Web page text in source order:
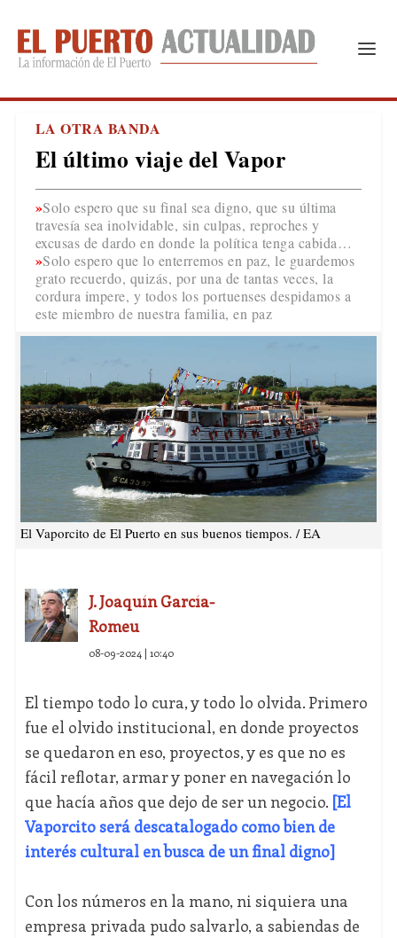
LA OTRA BANDA
El último viaje del Vapor
Solo espero que su final sea digno, que su última
travesía sea inolvidable, sin culpas, reproches y
excusas de dardo en donde la política tenga cabida…
Solo espero que lo enterremos en paz, le guardemos
grato recuerdo, quizás, por una de tantas veces, la
cordura impere, y todos los portuenses despidamos a
este miembro de nuestra familia, en paz
El Vaporcito de El Puerto en sus buenos tiempos. / EA
J. Joaquín García-
Romeu
08-09-2024 | 10:40
El tiempo todo lo cura, y todo lo olvida. Primero
fue el olvido institucional, en donde proyectos
se quedaron en eso, proyectos, y es que no es
fácil reflotar, armar y poner en navegación lo
que hacía años que dejo de ser un negocio. [El
Vaporcito será descatalogado como bien de
interés cultural en busca de un final digno]
Con los números en la mano, ni siquiera una
empresa privada pudo salvarlo, a sabiendas de